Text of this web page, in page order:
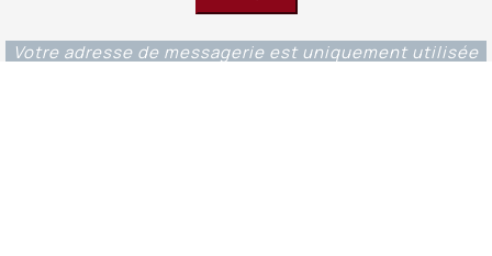
Votre adresse de messagerie est uniquement utilisée